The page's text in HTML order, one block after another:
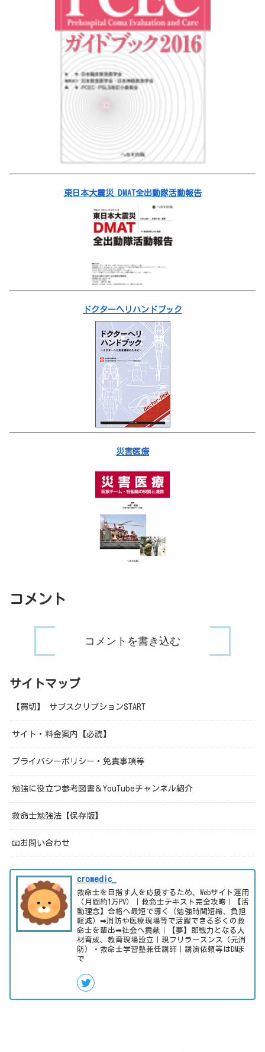
東日本大震災 DMAT全出動隊活動報告
ドクターヘリハンドブック
災害医療
コメント
コメントを書き込む
サイトマップ
【買切】 サブスクリプションSTART
サイト・料金案内【必読】
プライバシーポリシー・免責事項等
勉強に役立つ参考図書＆YouTubeチャンネル紹介
救命士勉強法【保存版】
📧お問い合わせ
cromedic_
救命士を目指す人を応援するため、Webサイト運用
（月間約1万PV）｜救命士テキスト完全攻略｜【活
動理念】合格へ最短で導く（勉強時間短縮、負担
軽減）➡消防や医療現場等で活躍できる多くの救
命士を輩出➡社会へ貢献｜【夢】即戦力となる人
材育成、教育現場設立｜現フリラースンス（元消
防）・救命士学習塾兼任講師｜講演依頼等はDMま
で